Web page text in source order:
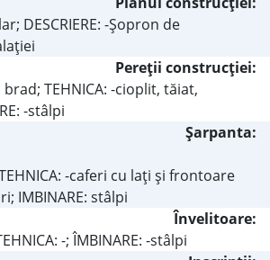
DESCRIERE: -Şopron de
Pereţii construcţiei:
brad; TEHNICA: -cioplit, tăiat,
-stâlpi
Şarpanta:
-caferi cu laţi şi frontoare
IMBINARE: stâlpi
Învelitoare:
-; ÎMBINARE: -stâlpi